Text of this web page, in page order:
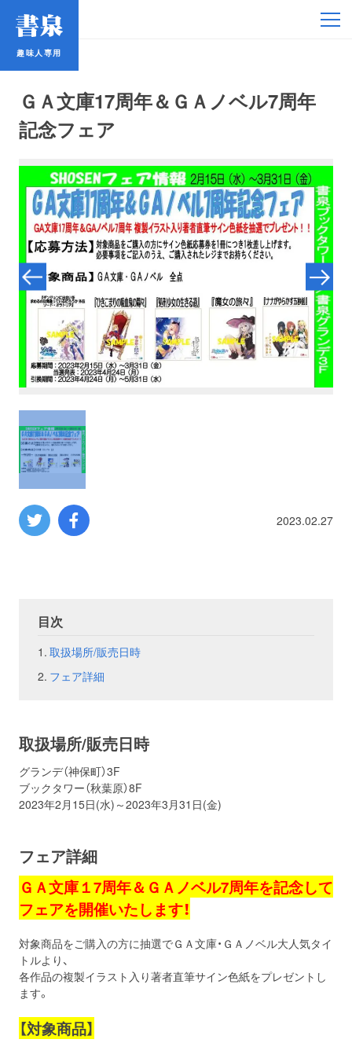
趣味人専用
ＧＡ文庫17周年＆ＧＡノベル7周年
記念フェア
2023.02.27
目次
取扱場所/販売日時
フェア詳細
取扱場所/販売日時
グランデ（神保町）3F
ブックタワー（秋葉原）8F
2023年2月15日(水)～2023年3月31日(金)
フェア詳細
ＧＡ文庫１7周年＆ＧＡノベル7周年を記念して
フェアを開催いたします！
対象商品をご購入の方に抽選でＧＡ文庫・ＧＡノベル大人気タイ
トルより、
各作品の複製イラスト入り著者直筆サイン色紙をプレゼントし
ます。
【対象商品】
趣味人専用
アイドル
鉄道・バス
コミック・ラノベ
占い
プロレス
数学
コンピューター
ミリタリー
フェア
お問い合わせ